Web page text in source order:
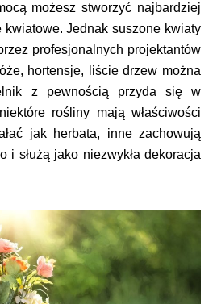
możesz stworzyć najbardziej
kwiatowe. Jednak suszone kwiaty
profesjonalnych projektantów
hortensje, liście drzew można
z pewnością przyda się w
rośliny mają właściwości
jak herbata, inne zachowują
i służą jako niezwykła dekoracja